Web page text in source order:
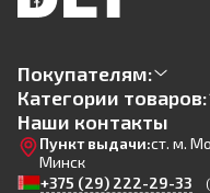
Покупателям:
Категории товаров:
Наши контакты
Пункт выдачи:ст. м.
Минск
+375 (29) 222-29-33